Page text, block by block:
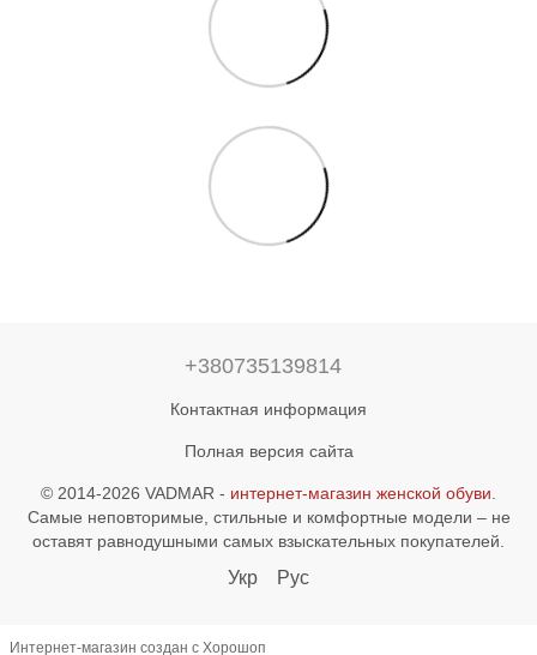
+380735139814
Контактная информация
Полная версия сайта
© 2014-2026 VADMAR - интернет-магазин женской обуви
Самые неповторимые, стильные и комфортные модели – не
оставят равнодушными самых взыскательных покупателей.
Укр Рус
Интернет-магазин создан с Хорошоп